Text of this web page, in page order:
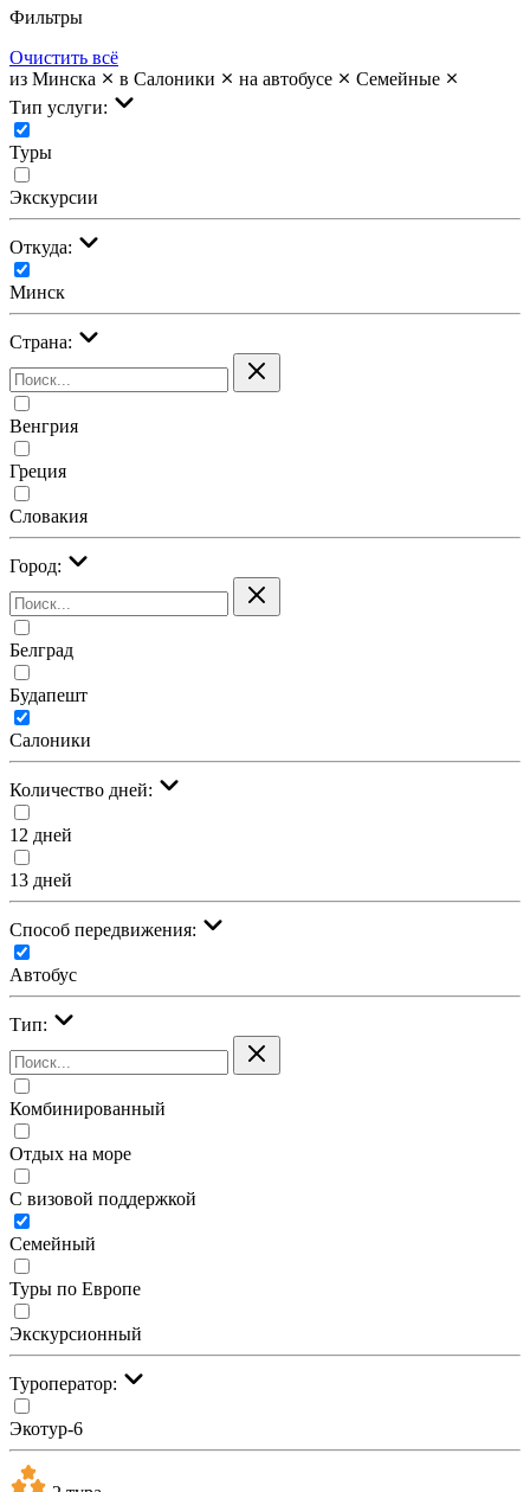
Фильтры
Очистить всё
из Минска
в Салоники на автобусе
Семейные
Тип услуги:
Туры
Экскурсии
Откуда:
Минск
Страна:
Венгрия
Греция
Словакия
Город:
Белград
Будапешт
Салоники
Количество дней:
12 дней
13 дней
Cпособ передвижения:
Автобус
Тип:
Комбинированный
Отдых на море
С визовой поддержкой
Семейный
Туры по Европе
Экскурсионный
Туроператор:
Экотур-6